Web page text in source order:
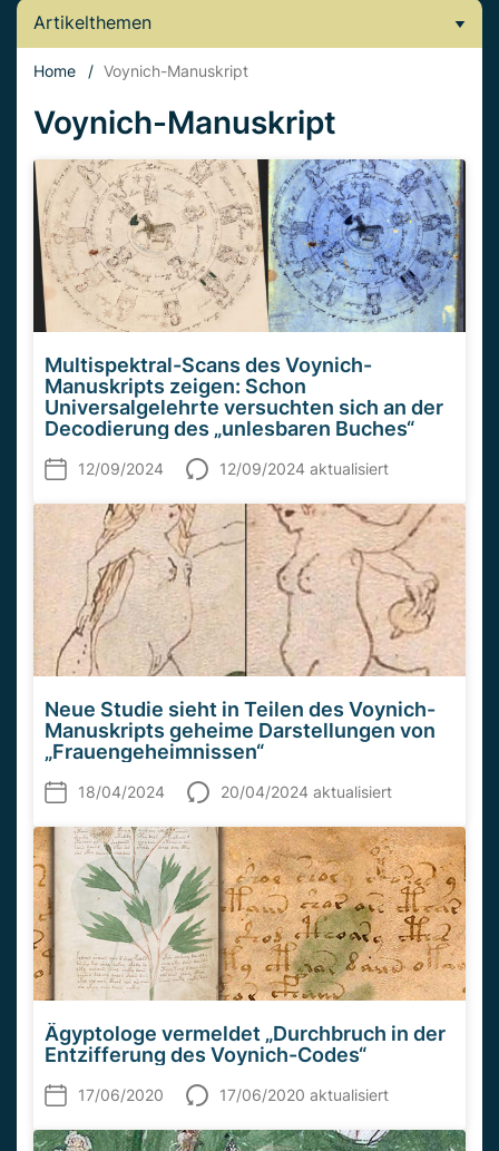
Artikelthemen
Home / Voynich-Manuskript
Voynich-Manuskript
Multispektral-Scans des Voynich-
Manuskripts zeigen: Schon
Universalgelehrte versuchten sich an der
Decodierung des „unlesbaren Buches“
12/09/2024 12/09/2024 aktualisiert
Neue Studie sieht in Teilen des Voynich-
Manuskripts geheime Darstellungen von
„Frauengeheimnissen“
18/04/2024 20/04/2024 aktualisiert
Ägyptologe vermeldet „Durchbruch in der
Entzifferung des Voynich-Codes“
17/06/2020 17/06/2020 aktualisiert